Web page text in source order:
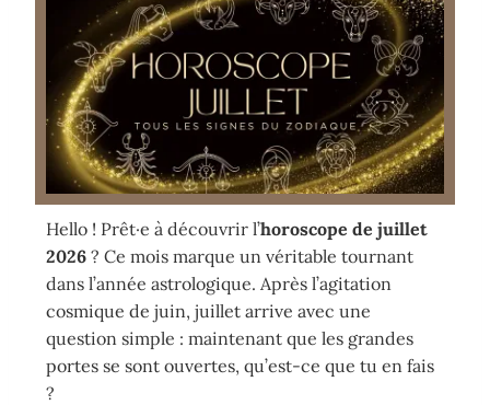
Hello ! Prêt·e à découvrir l’horoscope de juillet
2026 ? Ce mois marque un véritable tournant
dans l’année astrologique. Après l’agitation
cosmique de juin, juillet arrive avec une
question simple : maintenant que les grandes
portes se sont ouvertes, qu’est-ce que tu en fais
?